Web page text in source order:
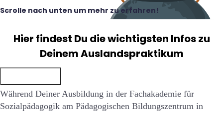
Scrolle nach unten um mehr zu erfahren!
Hier findest Du die wichtigsten Infos zu
Deinem Auslandspraktikum
Während Deiner Ausbildung in der Fachakademie für
Sozialpädagogik am Pädagogischen Bildungszentrum in